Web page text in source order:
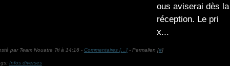
ous aviserai dès la
réception. Le pri
x...
par Team Nouatre Tri à 14:16 - Commentaires [… ]- Permalien [#]
Infos diverses